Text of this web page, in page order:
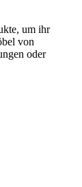
um ihr
von
oder